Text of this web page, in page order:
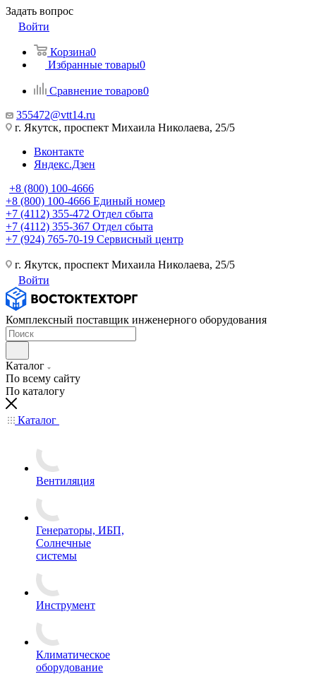
Задать вопрос
Войти
Корзина0
Избранные товары0
Сравнение товаров0
355472@vtt14.ru
г. Якутск, проспект Михаила Николаева, 25/5
Вконтакте
Яндекс.Дзен
+8 (800) 100-4666
+8 (800) 100-4666 Единый номер
+7 (4112) 355-472 Отдел сбыта
+7 (4112) 355-367 Отдел сбыта
+7 (924) 765-70-19 Сервисный центр
г. Якутск, проспект Михаила Николаева, 25/5
Войти
Комплексный поставщик инженерного оборудования
Каталог
По всему сайту
По каталогу
Каталог
Вентиляция
Генераторы, ИБП,
Солнечные
системы
Инструмент
Климатическое
оборудование